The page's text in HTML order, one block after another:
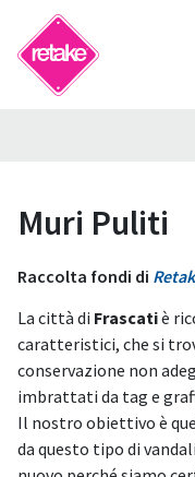
Muri Puliti
Raccolta fondi di
La città di Frascatiè
caratteristici, che si
conservazione non
imbrattati da tag e
Il nostro obiettivo è
da questo tipo di